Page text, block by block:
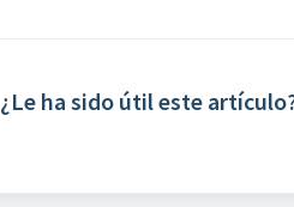
¿Le ha sido útil este